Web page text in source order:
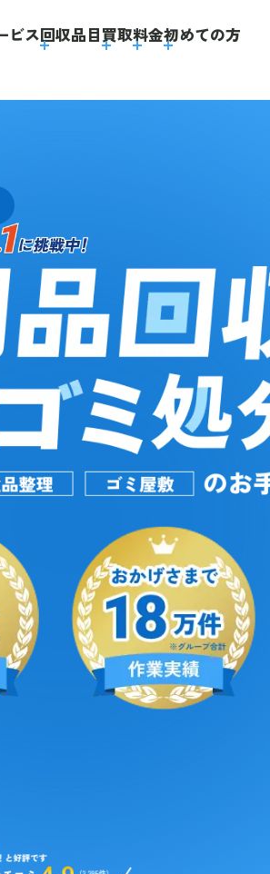
ビス回収品目買取料金初めての方